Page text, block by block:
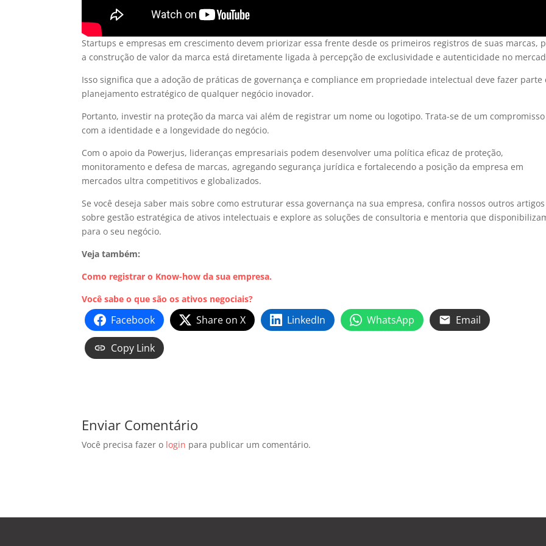
Startups e empresas em crescimento devem priorizar essa frente desde os primeiros registros de suas marcas,
a construção de valor da marca está diretamente ligada à percepção de exclusividade e autenticidade no
Isso significa que a adoção de práticas de governança e compliance em propriedade intelectual deve fazer parte
planejamento estratégico de qualquer negócio inovador.
Portanto, investir na proteção da marca vai além de registrar um nome ou logotipo. Trata-se de um compromisso
com a identidade e a longevidade do negócio.
Com o apoio da Powerjus, lideranças empresariais podem desenvolver uma política eficaz de proteção,
monitoramento e defesa de marcas, agregando segurança jurídica e fortalecendo a posição da empresa em
mercados ultra competitivos e globalizados.
Se você deseja saber mais sobre como estruturar essa governança na sua empresa, confira nossos outros artigos
sobre gestão estratégica de ativos intelectuais e explore as soluções de consultoria e mentoria que
para o seu negócio.
Veja também:
Como registrar o Know-how da sua empresa.
Você sabe o que são os ativos negociais?
Facebook Share on X LinkedIn WhatsApp Email
Copy Link
Enviar Comentário
Você precisa fazer o login para publicar um comentário.